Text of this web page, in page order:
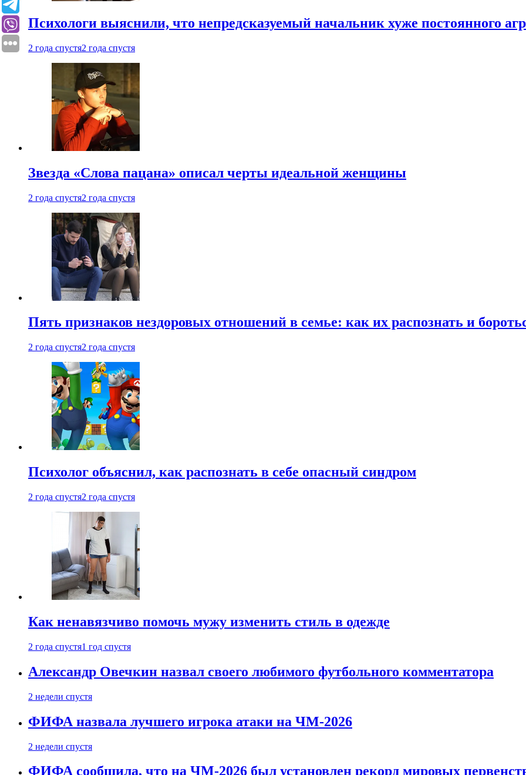
Психологи выяснили, что непредсказуемый начальник хуже постоянного
2 года спустя2 года спустя
Звезда «Слова пацана» описал черты идеальной женщины
2 года спустя2 года спустя
Пять признаков нездоровых отношений в семье: как их распознать и
2 года спустя2 года спустя
Психолог объяснил, как распознать в себе опасный синдром
2 года спустя2 года спустя
Как ненавязчиво помочь мужу изменить стиль в одежде
2 года спустя1 год спустя
Александр Овечкин назвал своего любимого футбольного комментатора
2 недели спустя
ФИФА назвала лучшего игрока атаки на ЧМ-2026
2 недели спустя
ФИФА сообщила, что на ЧМ-2026 был установлен рекорд мировых